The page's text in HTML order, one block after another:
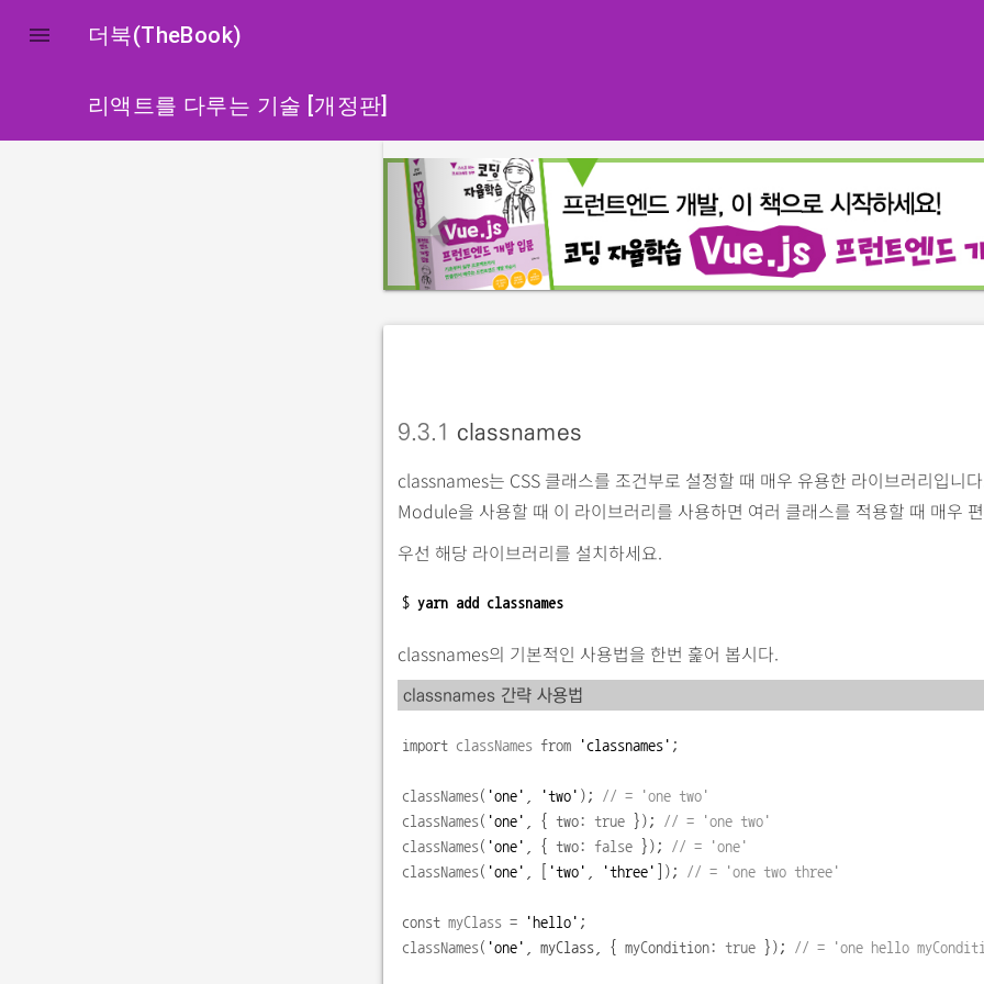
 더북(TheBook)
리액트를 다루는 기술 [개정판]
e
v
i
o
9.3.1 classnames
classnames는 CSS 클래스를 조건부로 설정할 때 매우 유용한 라이브러리입니
Module을 사용할 때 이 라이브러리를 사용하면 여러 클래스를 적용할 때 매우
우선 해당 라이브러리를 설치하세요.
$ yarn add classnames
classnames의 기본적인 사용법을 한번 훑어 봅시다.
classnames 간략 사용법
import classNames from 'classnames' ;
classNames( 'one' 'two' ); // = 'one two '
classNames( 'one' { two: true }); // = 'one two '
classNames( 'one' { two: false }); // = 'one '
classNames( 'one' 'two' 'three' ]); // = 'one two three '
const myClass = 'hello' ;
classNames( 'one' myClass, { myCondition: true }); // = 'one hello